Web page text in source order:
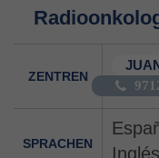
ZENTREN
SPRACHEN
Inglés